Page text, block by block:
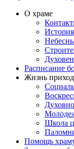
О храме
История
Расписание
Жизнь
Школа
Помощь